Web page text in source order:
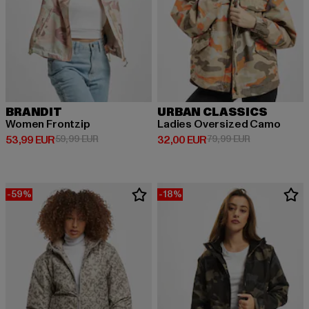
BRANDIT
Women Frontzip
53,99 EUR
Derzeitiger Preis: 53,99 EUR
59,99 EURAktionspreis: 59,99 EUR
URBAN CLASSICS
Ladies Oversized Camo
32,00 EUR
Derzeitiger Preis: 32,00 EUR
79,99 EURAktionspreis:
-59% -18%